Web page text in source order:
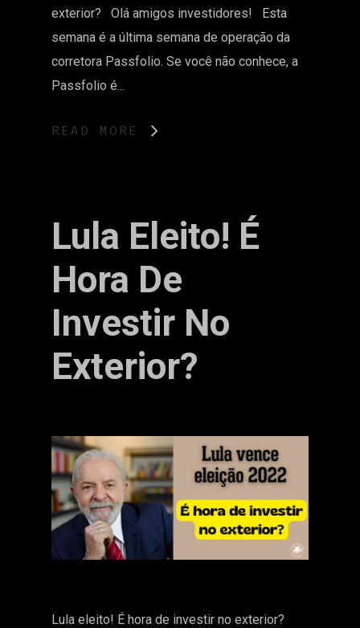
exterior? Olá amigos investidores! Esta
semana é a última semana de operação da
corretora Passfolio. Se você não conhece, a
Passfolio é...
READ MORE
Lula Eleito! É
Hora De
Investir No
Exterior?
Lula eleito! É hora de investir no exterior?